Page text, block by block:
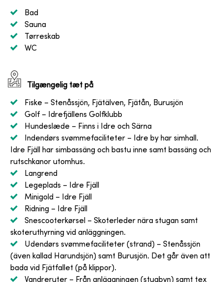
Bad
Sauna
Tørreskab
WC
Tilgængelig tæt på
Fiske – Stenåssjön, Fjätälven, Fjätån, Burusjön
Golf – Idrefjällens Golfklubb
Hundeslæde – Finns i Idre och Särna
Indendørs svømmefaciliteter – Idre by har simhall.
Idre Fjäll har simbassäng och bastu inne samt bassäng och
rutschkanor utomhus.
Langrend
Legeplads – Idre Fjäll
Minigold – Idre Fjäll
Ridning – Idre Fjäll
Snescooterkørsel – Skoterleder nära stugan samt
skoteruthyrning vid anläggningen.
Udendørs svømmefaciliteter (strand) – Stenåssjön
(även kallad Harundsjön) samt Burusjön. Det går även att
bada vid Fjätfallet (på klippor).
Vandreruter – Från anläggningen (stugbyn) samt tex